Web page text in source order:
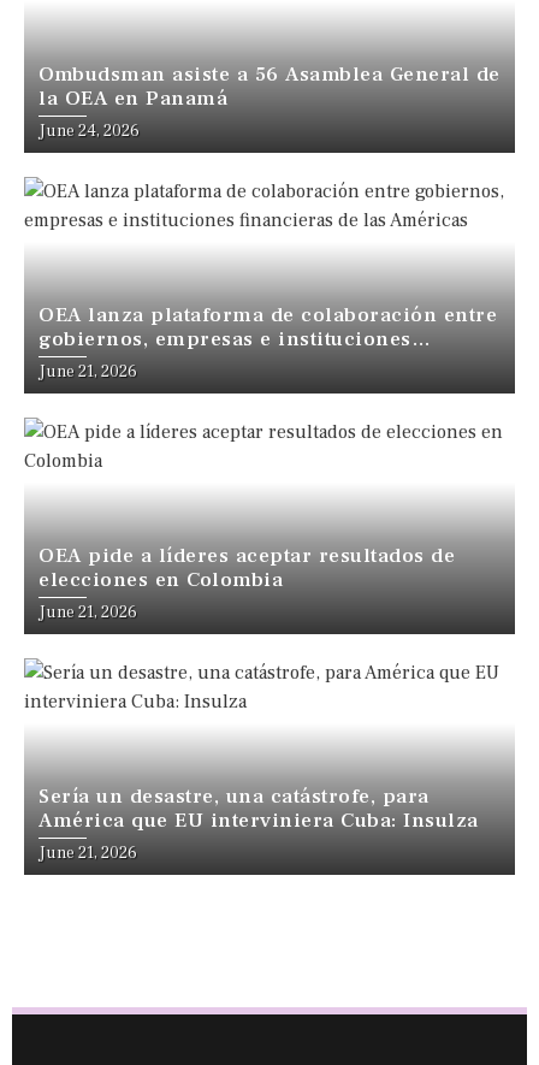
Ombudsman asiste a 56 Asamblea General de
la OEA en Panamá
June 24, 2026
OEA lanza plataforma de colaboración entre
gobiernos, empresas e instituciones
financieras de las Américas
June 21, 2026
OEA pide a líderes aceptar resultados de
elecciones en Colombia
June 21, 2026
Sería un desastre, una catástrofe, para
América que EU interviniera Cuba: Insulza
June 21, 2026